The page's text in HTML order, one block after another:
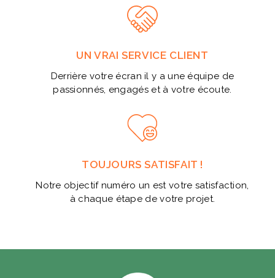
UN VRAI SERVICE CLIENT
Derrière votre écran il y a une équipe de
passionnés, engagés et à votre écoute.
TOUJOURS SATISFAIT !
Notre objectif numéro un est votre satisfaction,
à chaque étape de votre projet.